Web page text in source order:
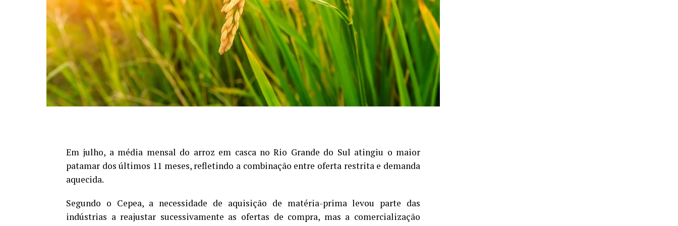
Em julho, a média mensal do arroz em casca no Rio Grande do Sul atingiu o maior
patamar dos últimos 11 meses, refletindo a combinação entre oferta restrita e demanda
aquecida.
Segundo o Cepea, a necessidade de aquisição de matéria-prima levou parte das
indústrias a reajustar sucessivamente as ofertas de compra, mas a comercialização